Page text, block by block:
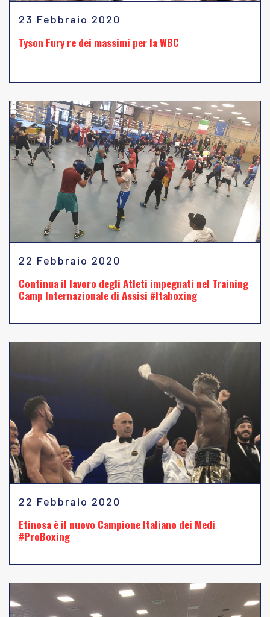
23 Febbraio 2020
Tyson Fury re dei massimi per la WBC
22 Febbraio 2020
Continua il lavoro degli Atleti impegnati nel Training
Camp Internazionale di Assisi #Itaboxing
22 Febbraio 2020
Etinosa è il nuovo Campione Italiano dei Medi
#ProBoxing